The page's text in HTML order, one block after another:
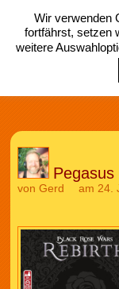
home rubrik buch
von Gerd am 24.
Wir verwenden
fortfährst, setzen
weitere